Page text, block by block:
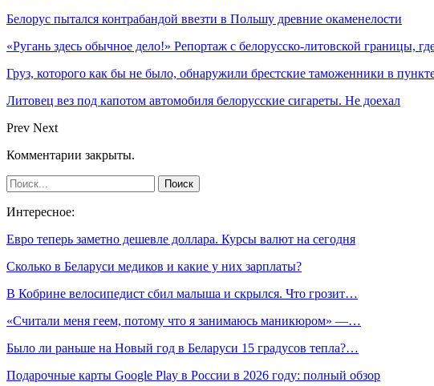
Белорус пытался контрабандой ввезти в Польшу древние окаменелости
«Ругань здесь обычное дело!» Репортаж с белорусско-литовской границы,
Груз, которого как бы не было, обнаружили брестские таможенники в
Литовец вез под капотом автомобиля белорусские сигареты. Не доехал
Prev Next
Комментарии закрыты.
Интересное:
Евро теперь заметно дешевле доллара. Курсы валют на сегодня
Сколько в Беларуси медиков и какие у них зарплаты?
В Кобрине велосипедист сбил малыша и скрылся. Что грозит…
«Считали меня геем, потому что я зани­маюсь маникюром» —…
Было ли раньше на Новый год в Беларуси 15 градусов тепла?…
Подарочные карты Google Play в России в 2026 году: полный обзор